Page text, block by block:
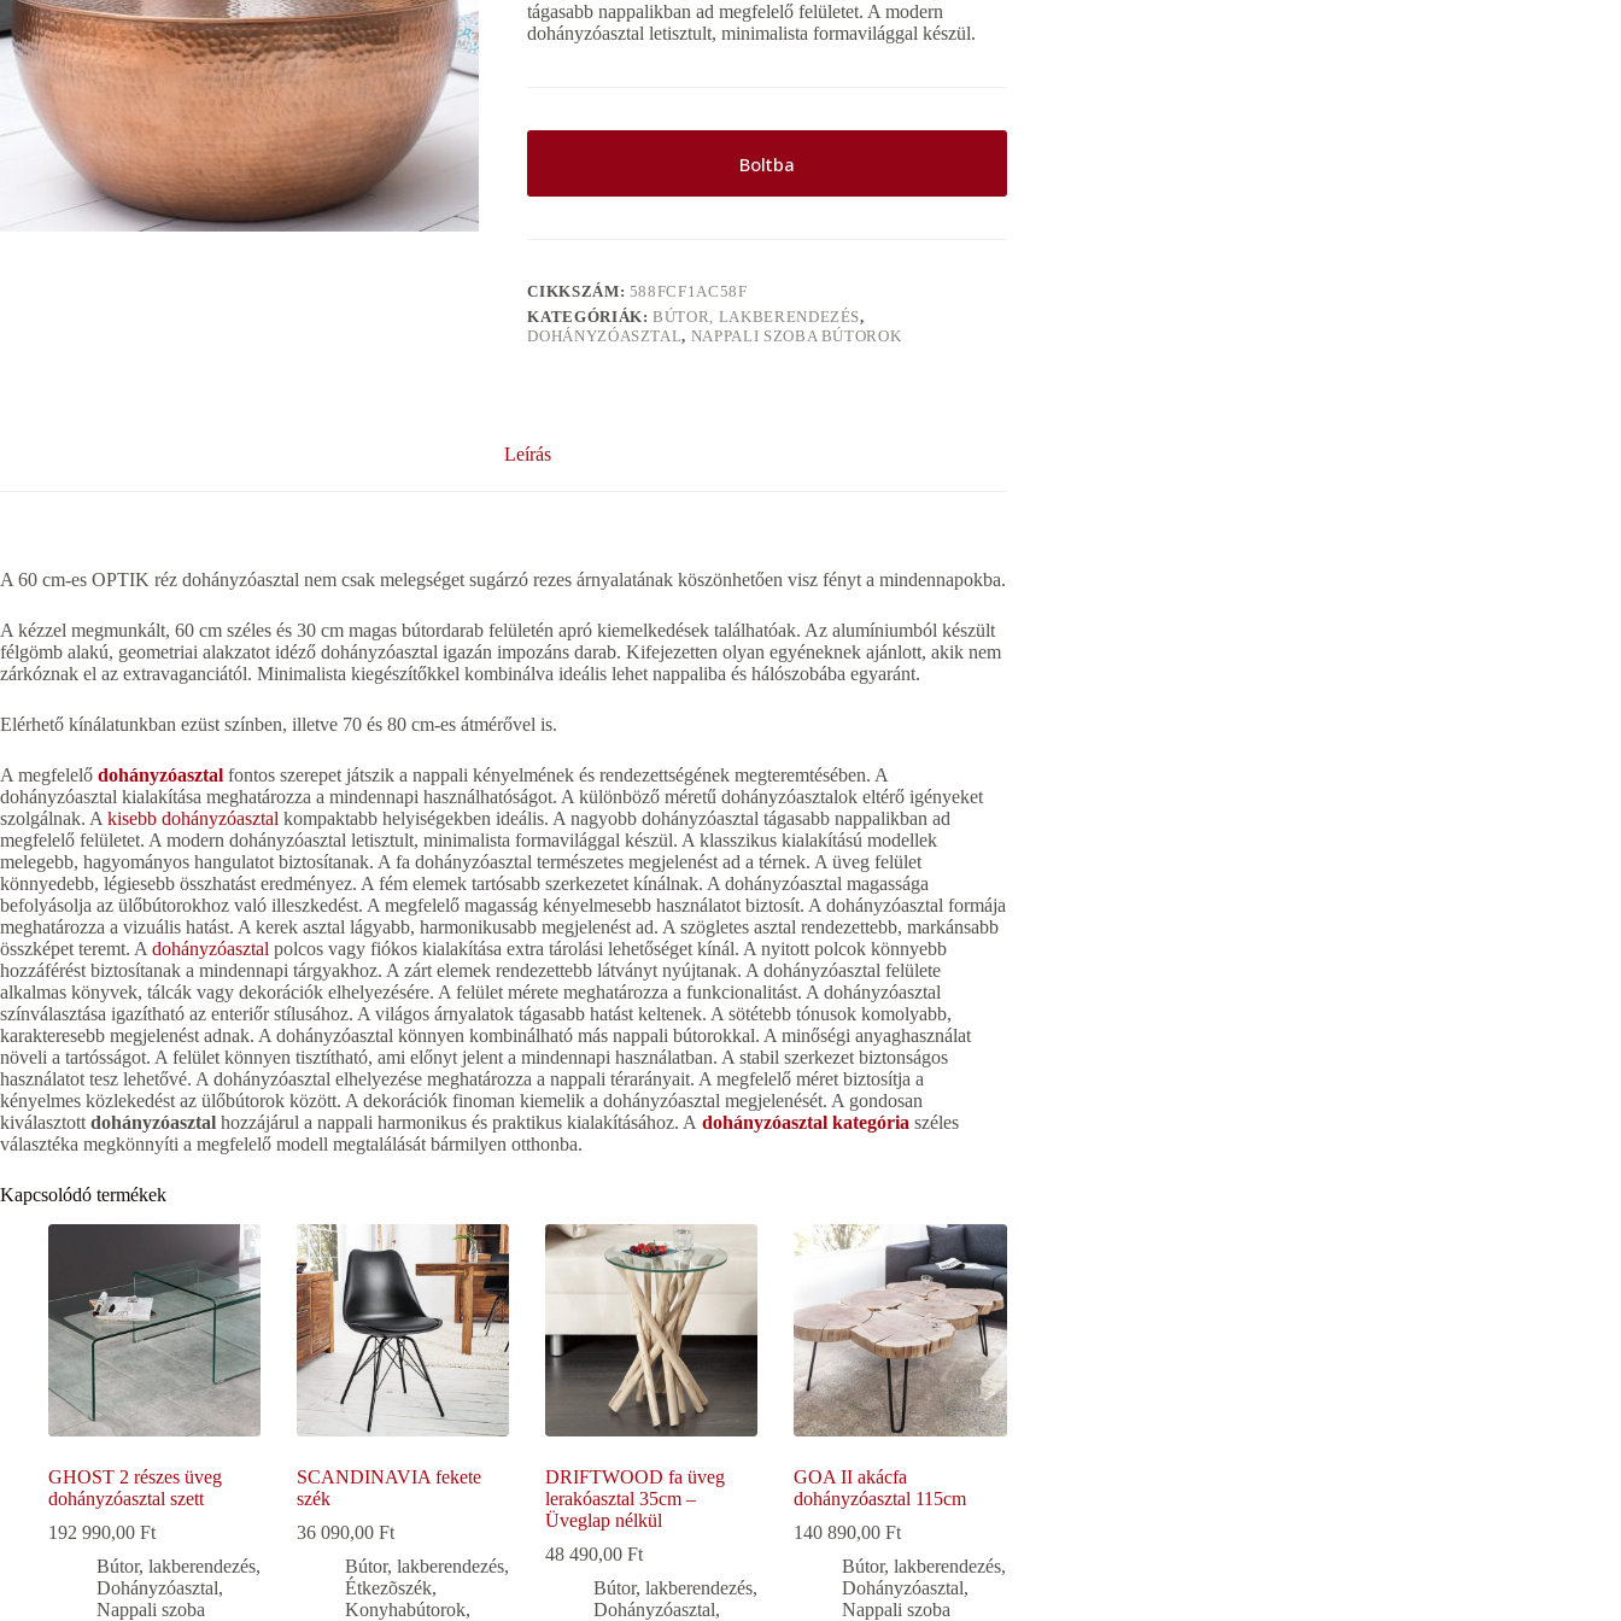
tágasabb nappalikban ad megfelelő felületet. A modern
dohányzóasztal letisztult, minimalista formavilággal készül.
Boltba
CIKKSZÁM: 588FCF1AC58F
KATEGÓRIÁK:BÚTOR, LAKBERENDEZÉS,
DOHÁNYZÓASZTAL, NAPPALI SZOBA BÚTOROK
Leírás
A 60 cm-es OPTIK réz dohányzóasztal nem csak melegséget sugárzó rezes árnyalatának köszönhetően visz fényt a mindennapokba.
A kézzel megmunkált, 60 cm széles és 30 cm magas bútordarab felületén apró kiemelkedések találhatóak. Az alumíniumból készült
félgömb alakú, geometriai alakzatot idéző dohányzóasztal igazán impozáns darab. Kifejezetten olyan egyéneknek ajánlott, akik nem
zárkóznak el az extravaganciától. Minimalista kiegészítőkkel kombinálva ideális lehet nappaliba és hálószobába egyaránt.
Elérhető kínálatunkban ezüst színben, illetve 70 és 80 cm-es átmérővel is.
A megfelelő dohányzóasztal fontos szerepet játszik a nappali kényelmének és rendezettségének megteremtésében. A
dohányzóasztal kialakítása meghatározza a mindennapi használhatóságot. A különböző méretű dohányzóasztalok eltérő igényeket
szolgálnak. A kisebb dohányzóasztal kompaktabb helyiségekben ideális. A nagyobb dohányzóasztal tágasabb nappalikban ad
megfelelő felületet. A modern dohányzóasztal letisztult, minimalista formavilággal készül. A klasszikus kialakítású modellek
melegebb, hagyományos hangulatot biztosítanak. A fa dohányzóasztal természetes megjelenést ad a térnek. A üveg felület
könnyedebb, légiesebb összhatást eredményez. A fém elemek tartósabb szerkezetet kínálnak. A dohányzóasztal magassága
befolyásolja az ülőbútorokhoz való illeszkedést. A megfelelő magasság kényelmesebb használatot biztosít. A dohányzóasztal formája
meghatározza a vizuális hatást. A kerek asztal lágyabb, harmonikusabb megjelenést ad. A szögletes asztal rendezettebb, markánsabb
összképet teremt. A dohányzóasztal polcos vagy fiókos kialakítása extra tárolási lehetőséget kínál. A nyitott polcok könnyebb
hozzáférést biztosítanak a mindennapi tárgyakhoz. A zárt elemek rendezettebb látványt nyújtanak. A dohányzóasztal felülete
alkalmas könyvek, tálcák vagy dekorációk elhelyezésére. A felület mérete meghatározza a funkcionalitást. A dohányzóasztal
színválasztása igazítható az enteriőr stílusához. A világos árnyalatok tágasabb hatást keltenek. A sötétebb tónusok komolyabb,
karakteresebb megjelenést adnak. A dohányzóasztal könnyen kombinálható más nappali bútorokkal. A minőségi anyaghasználat
növeli a tartósságot. A felület könnyen tisztítható, ami előnyt jelent a mindennapi használatban. A stabil szerkezet biztonságos
használatot tesz lehetővé. A dohányzóasztal elhelyezése meghatározza a nappali térarányait. A megfelelő méret biztosítja a
kényelmes közlekedést az ülőbútorok között. A dekorációk finoman kiemelik a dohányzóasztal megjelenését. A gondosan
kiválasztott dohányzóasztal hozzájárul a nappali harmonikus és praktikus kialakításához. A dohányzóasztal kategória széles
választéka megkönnyíti a megfelelő modell megtalálását bármilyen otthonba.
Kapcsolódó termékek
GHOST 2 részes üveg
dohányzóasztal szett
192 990,00 Ft
Bútor, lakberendezés,
Dohányzóasztal,
Nappali szoba
SCANDINAVIA fekete
szék
36 090,00Ft
Bútor, lakberendezés,
Étkezõszék,
Konyhabútorok,
DRIFTWOOD fa üveg
lerakóasztal 35cm –
Üveglap nélkül
48 490,00Ft
Bútor, lakberendezés,
Dohányzóasztal,
GOA II akácfa
dohányzóasztal 115cm
140 890,00Ft
Bútor, lakberendezés,
Dohányzóasztal,
Nappali szoba